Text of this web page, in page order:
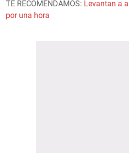
TE RECOMENDAMOS: Levantan a
por una hora